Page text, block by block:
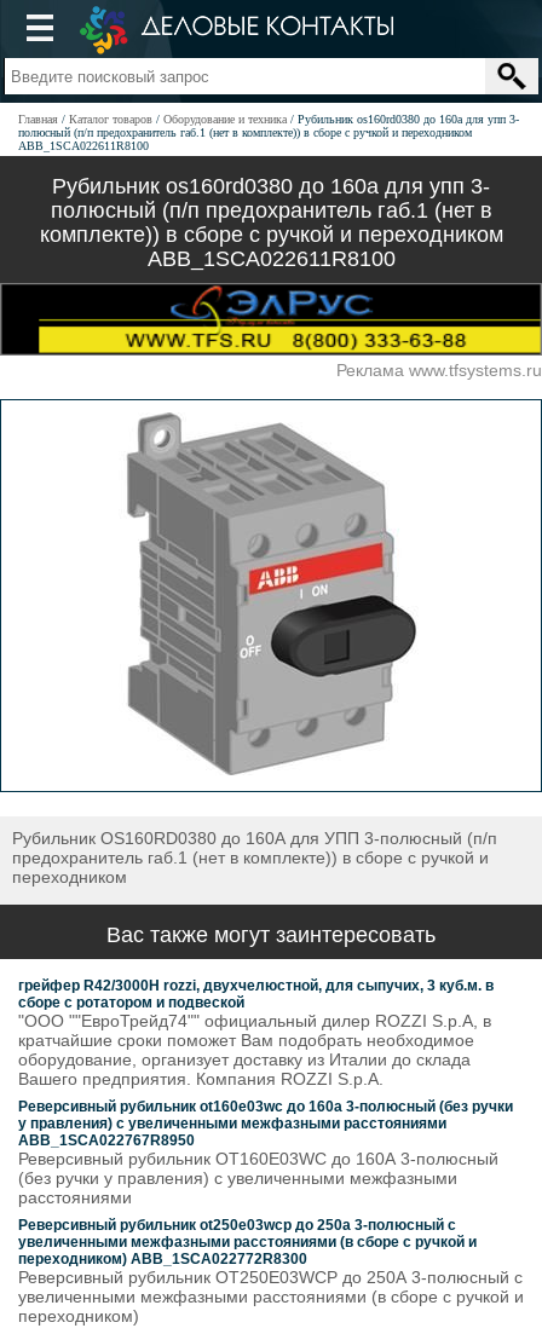
Главная Каталог товаров Оборудование и техника
Рубильник os160rd0380 до 160а для упп 3-
полюсный (п/п предохранитель габ.1 (нет в комплекте)) в сборе с ручкой и переходником
ABB_1SCA022611R8100
Рубильник os160rd0380 до 160а для упп 3-
полюсный (п/п предохранитель габ.1 (нет в
комплекте)) в сборе с ручкой и переходником
ABB_1SCA022611R8100
Реклама www.tfsystems.ru
Рубильник OS160RD0380 до 160А для УПП 3-полюсный (п/п
предохранитель габ.1 (нет в комплекте)) в сборе с ручкой и
переходником
Вас также могут заинтересовать
грейфер R42/3000H rozzi, двухчелюстной, для сыпучих, 3 куб.м. в
сборе с ротатором и подвеской
"ООО ""ЕвроТрейд74"" официальный дилер ROZZI S.p.A, в
кратчайшие сроки поможет Вам подобрать необходимое
оборудование, организует доставку из Италии до склада
Вашего предприятия. Компания ROZZI S.p.A.
Реверсивный рубильник ot160e03wc до 160а 3-полюсный (без ручки
у правления) с увеличенными межфазными расстояниями
ABB_1SCA022767R8950
Реверсивный рубильник OT160E03WC до 160А 3-полюсный
(без ручки у правления) с увеличенными межфазными
расстояниями
Реверсивный рубильник ot250e03wcp до 250а 3-полюсный с
увеличенными межфазными расстояниями (в сборе с ручкой и
переходником) ABB_1SCA022772R8300
Реверсивный рубильник OT250E03WCP до 250А 3-полюсный с
увеличенными межфазными расстояниями (в сборе с ручкой и
переходником)